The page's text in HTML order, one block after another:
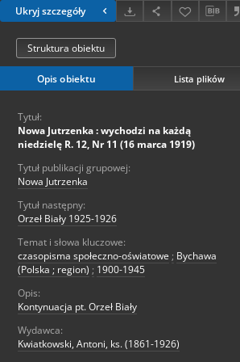
Ukryj szczegóły
Struktura obiektu
Opis obiektu Lista plików
Tytuł:
Nowa Jutrzenka : wychodzi na każdą
niedzielę R. 12, Nr 11 (16 marca 1919)
Tytuł publikacji grupowej:
Nowa Jutrzenka
Tytuł następny:
Orzeł Biały 1925-1926
Temat i słowa kluczowe:
czasopisma społeczno-oświatowe ; Bychawa
(Polska ; region) ; 1900-1945
Opis:
Kontynuacja pt. Orzeł Biały
Wydawca:
Kwiatkowski, Antoni, ks. (1861-1926)